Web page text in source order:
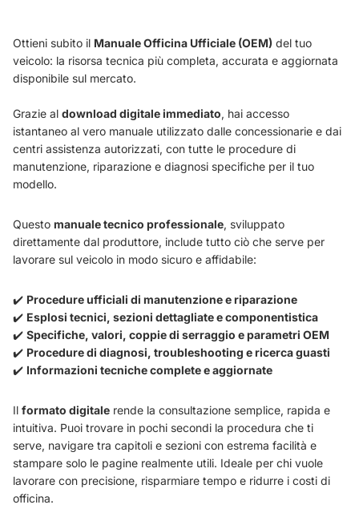
Ottieni subito il Manuale Officina Ufficiale (OEM) del tuo
veicolo: la risorsa tecnica più completa, accurata e aggiornata
disponibile sul mercato.
Grazie al download digitale immediato, hai accesso
istantaneo al vero manuale utilizzato dalle concessionarie e dai
centri assistenza autorizzati, con tutte le procedure di
manutenzione, riparazione e diagnosi specifiche per il tuo
modello.
Questo manuale tecnico professionale, sviluppato
direttamente dal produttore, include tutto ciò che serve per
lavorare sul veicolo in modo sicuro e affidabile:
✔️ Procedure ufficiali di manutenzione e riparazione
✔️ Esplosi tecnici, sezioni dettagliate e componentistica
✔️ Specifiche, valori, coppie di serraggio e parametri OEM
✔️ Procedure di diagnosi, troubleshooting e ricerca guasti
✔️ Informazioni tecniche complete e aggiornate
Il formato digitale rende la consultazione semplice, rapida e
intuitiva. Puoi trovare in pochi secondi la procedura che ti
serve, navigare tra capitoli e sezioni con estrema facilità e
stampare solo le pagine realmente utili. Ideale per chi vuole
lavorare con precisione, risparmiare tempo e ridurre i costi di
officina.